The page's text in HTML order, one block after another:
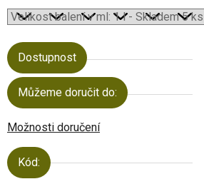
Dostupnost
Můžeme doručit do:
Možnosti doručení
Kód: